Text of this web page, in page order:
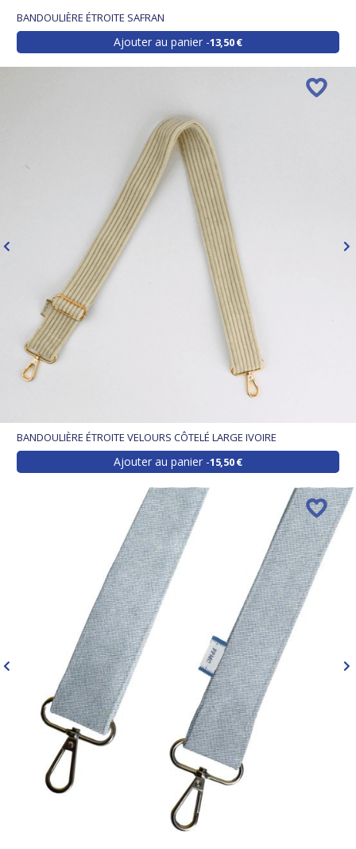
BANDOULIÈRE ÉTROITE SAFRAN
Ajouter au panier 13,50 €
BANDOULIÈRE ÉTROITE VELOURS CÔTELÉ LARGE IVOIRE
Ajouter au panier 15,50 €